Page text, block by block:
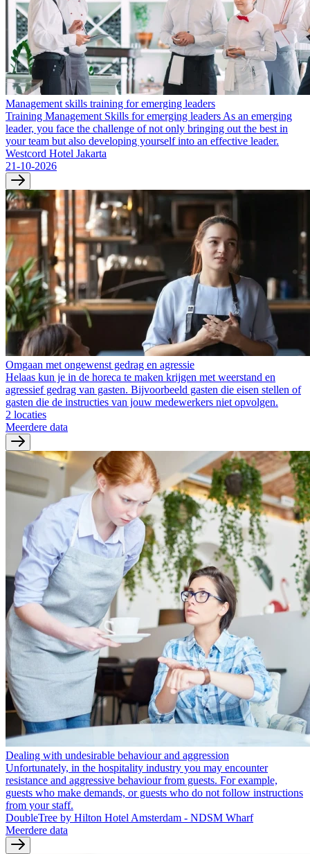
Management skills training for emerging leaders
Training Management Skills for emerging leaders As an emerging
leader, you face the challenge of not only bringing out the best in
your team but also developing yourself into an effective leader.
Westcord Hotel Jakarta
21-10-2026
Omgaan met ongewenst gedrag en agressie
Helaas kun je in de horeca te maken krijgen met weerstand en
agressief gedrag van gasten. Bijvoorbeeld gasten die eisen stellen of
gasten die de instructies van jouw medewerkers niet opvolgen.
2 locaties
Meerdere data
Dealing with undesirable behaviour and aggression
Unfortunately, in the hospitality industry you may encounter
resistance and aggressive behaviour from guests. For example,
guests who make demands, or guests who do not follow instructions
from your staff.
DoubleTree by Hilton Hotel Amsterdam - NDSM Wharf
Meerdere data